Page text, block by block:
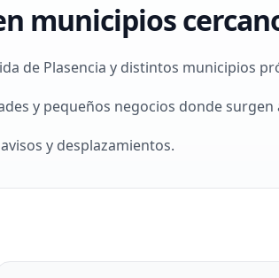
municipios
de Plasencia y distintos municipios
y pequeños negocios donde
y desplazamientos.